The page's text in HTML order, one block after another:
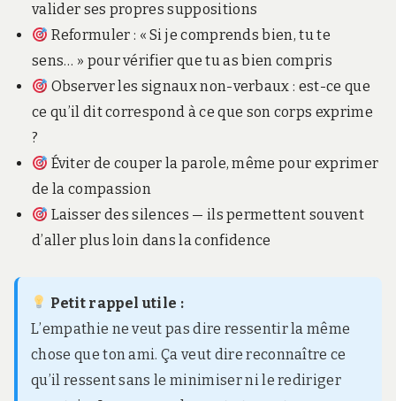
valider ses propres suppositions
Reformuler : « Si je comprends bien, tu te
sens… » pour vérifier que tu as bien compris
Observer les signaux non-verbaux : est-ce que
ce qu’il dit correspond à ce que son corps exprime
?
Éviter de couper la parole, même pour exprimer
de la compassion
Laisser des silences — ils permettent souvent
d’aller plus loin dans la confidence
Petit rappel utile :
L’empathie ne veut pas dire ressentir la même
chose que ton ami. Ça veut dire reconnaître ce
qu’il ressent sans le minimiser ni le rediriger